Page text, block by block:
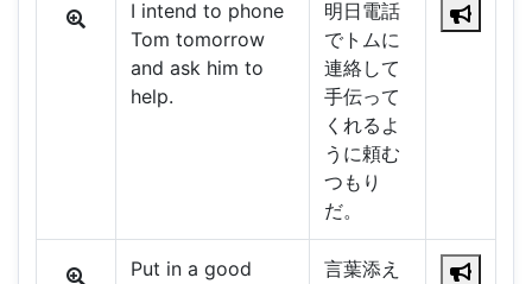
I intend to phone
Tom tomorrow
and ask him to
help.
明日電話
でトムに
連絡して
手伝って
くれるよ
うに頼む
つもり
だ。
Put in a good
言葉添え